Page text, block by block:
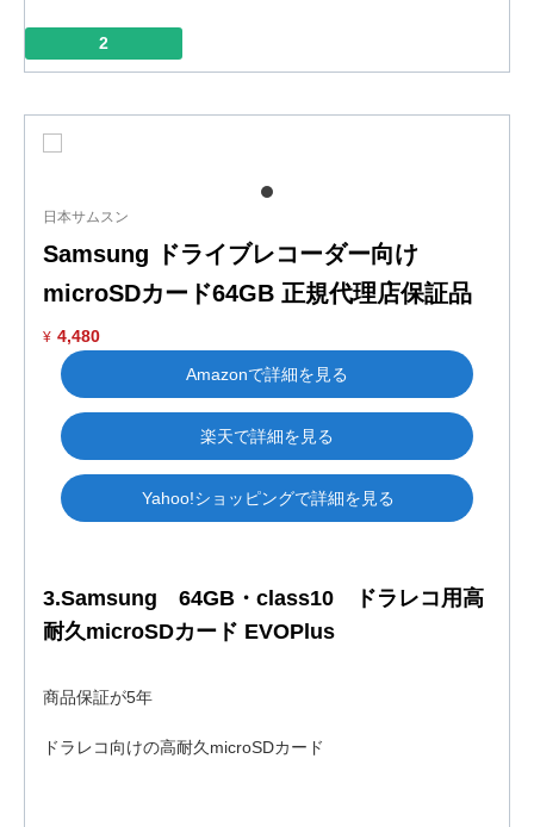
2
日本サムスン
Samsung ドライブレコーダー向け
microSDカード64GB 正規代理店保証品
¥ 4,480
Amazonで詳細を見る
楽天で詳細を見る
Yahoo!ショッピングで詳細を見る
3.Samsung 64GB・class10 ドラレコ用高
耐久microSDカード EVOPlus
商品保証が5年
ドラレコ向けの高耐久microSDカード